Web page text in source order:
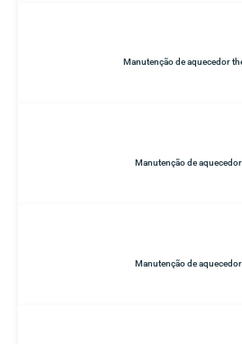
Manutenção de aquecedor
Manutenção de
Manutenção de